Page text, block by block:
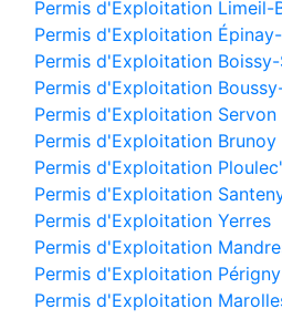
Permis d'Exploitation Limeil-
Permis d'Exploitation
Permis d'Exploitation
Permis d'Exploitation
Permis d'Exploitation Servon
Permis d'Exploitation Brunoy
Permis d'Exploitation
Permis d'Exploitation
Permis d'Exploitation Yerres
Permis d'Exploitation
Permis d'Exploitation Périgny
Permis d'Exploitation